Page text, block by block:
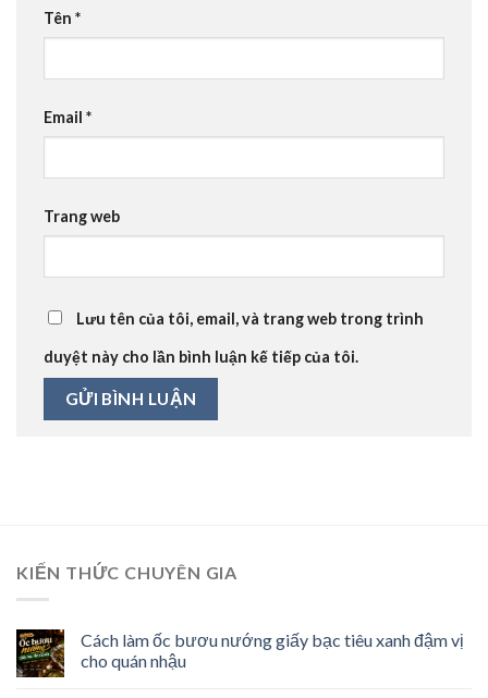
Tên *
Email *
Trang web
Lưu tên của tôi, email, và trang web trong trình
duyệt này cho lần bình luận kế tiếp của tôi.
KIẾN THỨC CHUYÊN GIA
Cách làm ốc bươu nướng giấy bạc tiêu xanh đậm vị
cho quán nhậu